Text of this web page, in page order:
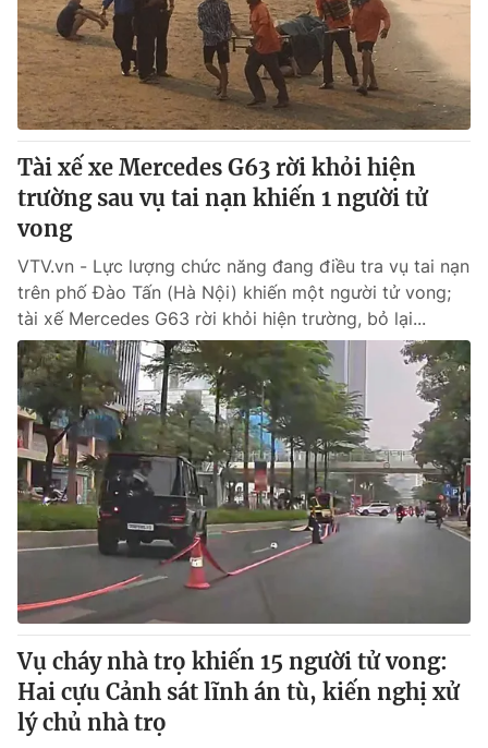
Tài xế xe Mercedes G63 rời khỏi hiện
trường sau vụ tai nạn khiến 1 người tử
vong
VTV.vn - Lực lượng chức năng đang điều tra vụ tai nạn
trên phố Đào Tấn (Hà Nội) khiến một người tử vong;
tài xế Mercedes G63 rời khỏi hiện trường, bỏ lại...
Vụ cháy nhà trọ khiến 15 người tử vong:
Hai cựu Cảnh sát lĩnh án tù, kiến nghị xử
lý chủ nhà trọ